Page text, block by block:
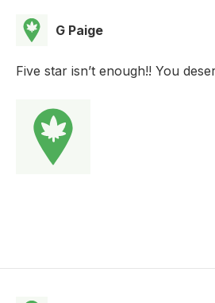
G Paige
Five star isn’t enough!! You